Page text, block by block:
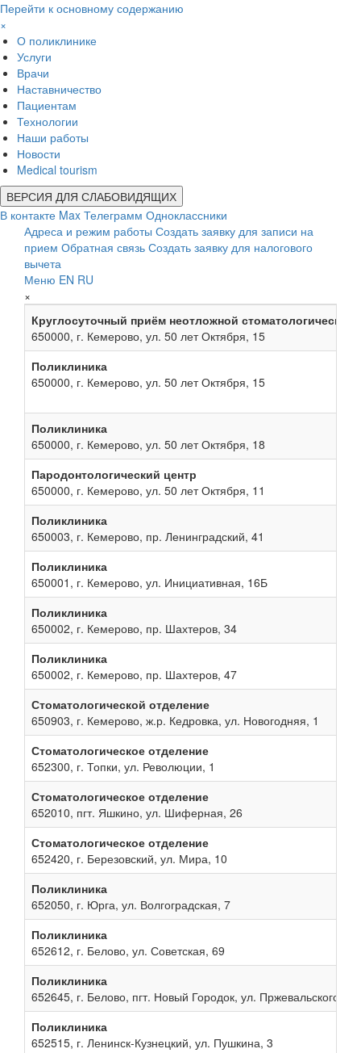
Перейти к основному содержанию
×
О поликлинике
Услуги
Врачи
Наставничество
Пациентам
Технологии
Наши работы
Новости
Medical tourism
ВЕРСИЯ ДЛЯ СЛАБОВИДЯЩИХ
В контакте Max Телеграмм Одноклассники
Адреса и режим работы Создать заявку для записи на
прием Обратная связь Создать заявку для налогового
вычета
Меню EN RU
×
Круглосуточный приём неотложной
650000, г. Кемерово, ул. 50 лет Октября, 15
Поликлиника
650000, г. Кемерово, ул. 50 лет Октября, 15
Поликлиника
650000, г. Кемерово, ул. 50 лет Октября, 18
Пародонтологический центр
650000, г. Кемерово, ул. 50 лет Октября, 11
Поликлиника
650003, г. Кемерово, пр. Ленинградский, 41
Поликлиника
650001, г. Кемерово, ул. Инициативная, 16Б
Поликлиника
650002, г. Кемерово, пр. Шахтеров, 34
Поликлиника
650002, г. Кемерово, пр. Шахтеров, 47
Стоматологической отделение
650903, г. Кемерово, ж.р. Кедровка, ул. Новогодняя, 1
Стоматологическое отделение
652300, г. Топки, ул. Революции, 1
Стоматологическое отделение
652010, пгт. Яшкино, ул. Шиферная, 26
Стоматологическое отделение
652420, г. Березовский, ул. Мира, 10
Поликлиника
652050, г. Юрга, ул. Волгоградская, 7
Поликлиника
652612, г. Белово, ул. Советская, 69
Поликлиника
652645, г. Белово, пгт. Новый Городок, ул. Пржевальского, 13
Поликлиника
652515, г. Ленинск-Кузнецкий, ул. Пушкина, 3